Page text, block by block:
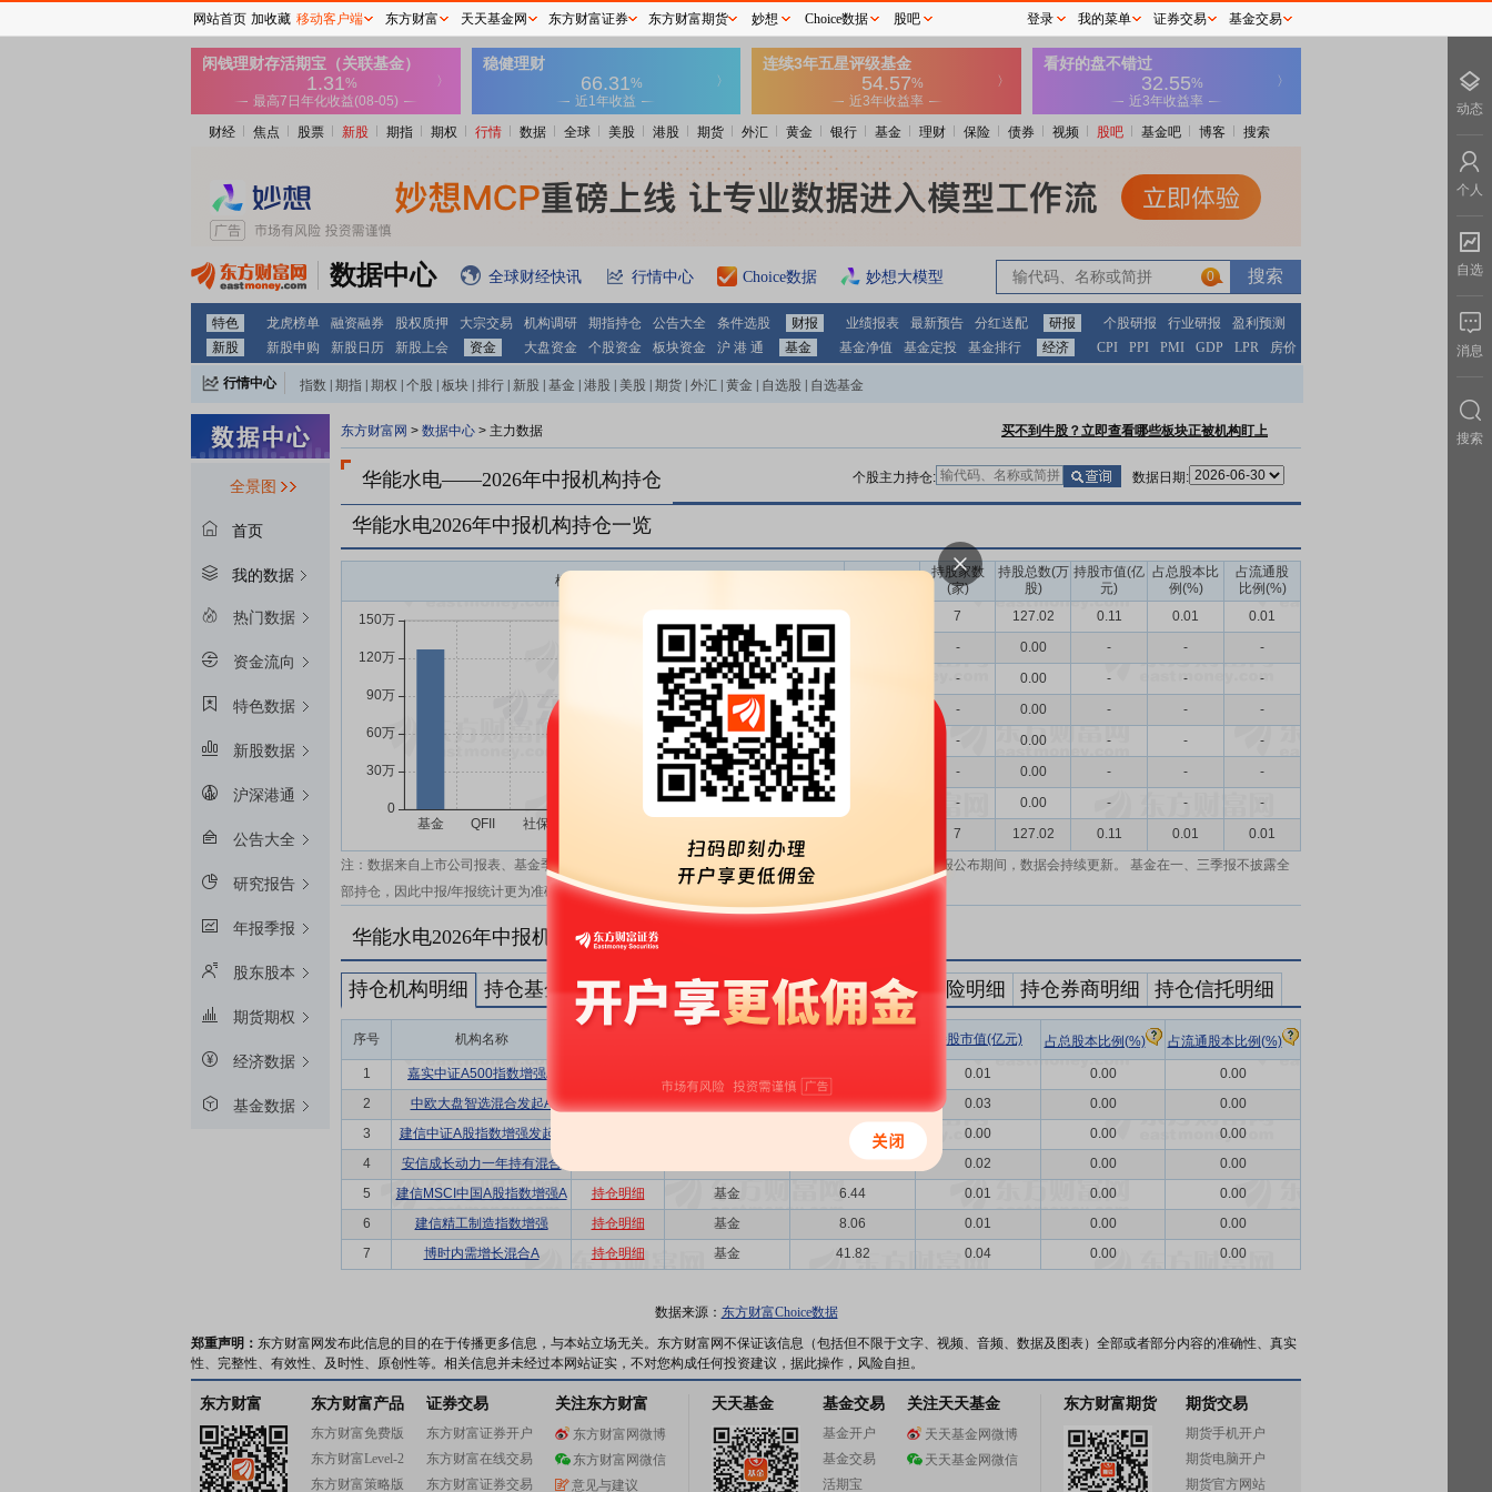
财经 焦点 股票 新股 期指 期权 行情 数据 全球 美股 港股 期货 外汇 黄金 银行 基金 理财 保险 债券 视频 股吧 基金吧 博客 搜索
数据中心 全球财经快讯 行情中心 Choice数据 妙想大模型 0
特色 龙虎榜单 融资融券 股权质押 大宗交易 机构调研 期指持仓 公告大全 条件选股 财报 业绩报表 最新预告 分红送配 研报 个股研报 行业研报
盈利预测
新股
新股申购 新股日历 新股上会 资金 大盘资金 个股资金 板块资金 沪 港 通 基金 基金净值 基金定投 基金排行 经济 CPI PPI PMI GDP LPR 房价
行情中心 指数 期指 期权 个股 板块 排行 新股 基金 港股 美股 期货 外汇 黄金 自选股 自选基金
全景图
首页
我的数据
热门数据
资金流向
特色数据
新股数据
沪深港通
公告大全
研究报告
年报季报
股东股本
期货期权
经济数据
基金数据
东方财富网 > 数据中心 > 主力数据 买不到牛股？立即查看哪些板块正被机构盯上
华能水电——2026年中报机构持仓 个股主力持仓: 数据日期:
华能水电2026年中报机构持仓一览
机构持股(万)
持股家数
(家)
持股总数(万
股)
持股市值(亿
元)
占总股本比
例(%)
占流通股
比例(%)
7 127.02 0.11 0.01
0.01
- 0.00 - -
-
- 0.00 - -
-
- 0.00 - -
-
- 0.00 - -
-
- 0.00 - -
-
- 0.00 - -
-
7 127.02 0.11 0.01
0.01
注：数据来自上市公司报表、基金季报、半年报和基金年报；在上市公司报表、基金季报、半年报和年报公布期间，数据会持续更新。 基金在一、三季报不披露全
部持仓，因此中报/年报统计更为准确。
华能水电2026年中报机构持仓明细
持仓机构明细 持仓基金明细 持仓QFII明细 持仓社保明细 持仓保险明细 持仓券商明细 持仓信托明细
序号 机构名称 持股市值(亿元) 占总股本比例(%) 占流通股本比例(%)
1 嘉实中证A500指数增强A 0.01 0.00
0.00
2
中欧大盘智选混合发起A 持仓明细 基金 33.91 0.03 0.00
0.00
3
建信中证A股指数增强发起A 5.51 0.00 0.00
0.00
4
安信成长动力一年持有混合 25.46 0.02 0.00
0.00
5
建信MSCI中国A股指数增强A 持仓明细 基金 6.44 0.01 0.00
0.00
6
建信精工制造指数增强 持仓明细 基金 8.06 0.01 0.00
0.00
7
博时内需增长混合A 持仓明细 基金 41.82 0.04 0.00 0.00
数据来源： 东方财富Choice数据
郑重声明： 东方财富网发布此信息的目的在于传播更多信息，与本站立场无关。东方财富网不保证该信息（包括但不限于文字、视频、音频、数据及图表）全部或者部分内容的准确性、真实
性、完整性、有效性、及时性、原创性等。相关信息并未经过本网站证实，不对您构成任何投资建议，据此操作，风险自担。
东方财富 东方财富产品
东方财富免费版
东方财富Level-2
东方财富策略版
证券交易
东方财富证券开户
东方财富在线交易
东方财富证券交易
关注东方财富
东方财富网微博
东方财富网微信
意见与建议
天天基金 基金交易
基金开户
基金交易
活期宝
关注天天基金
天天基金网微博
天天基金网微信
东方财富期货 期货交易
期货手机开户
期货电脑开户
期货官方网站
网站首页 加收藏 移动客户端 东方财富 天天基金网 东方财富证券 东方财富期货 妙想 Choice数据 股吧 登录 我的菜单 证券交易 基金交易
动态
个人
自选
消息
搜索